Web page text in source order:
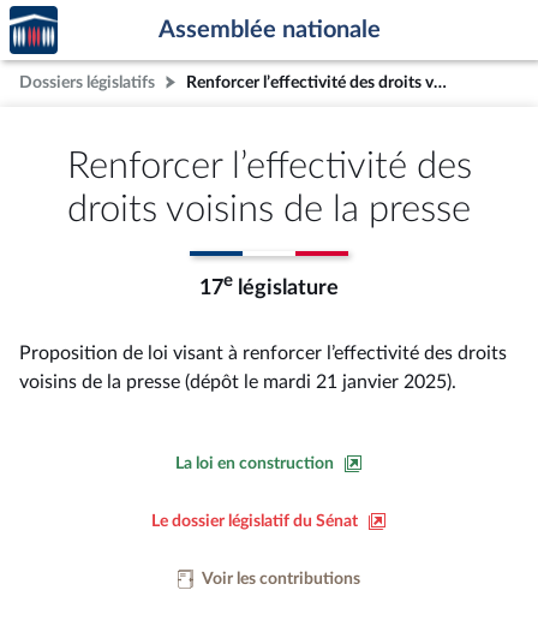
Aller au contenu
Aller en bas de la page
Accèder
à la
page
d'accueil
Assemblée nationale
Dossiers législatifs Renforcer l’effectivité des droits voisins de la presse
Renforcer l’effectivité des
droits voisins de la presse
17e législature
Proposition de loi visant à renforcer l’effectivité des droits
voisins de la presse (dépôt le mardi 21 janvier 2025).
La loi en construction
Le dossier législatif du Sénat
Voir les contributions